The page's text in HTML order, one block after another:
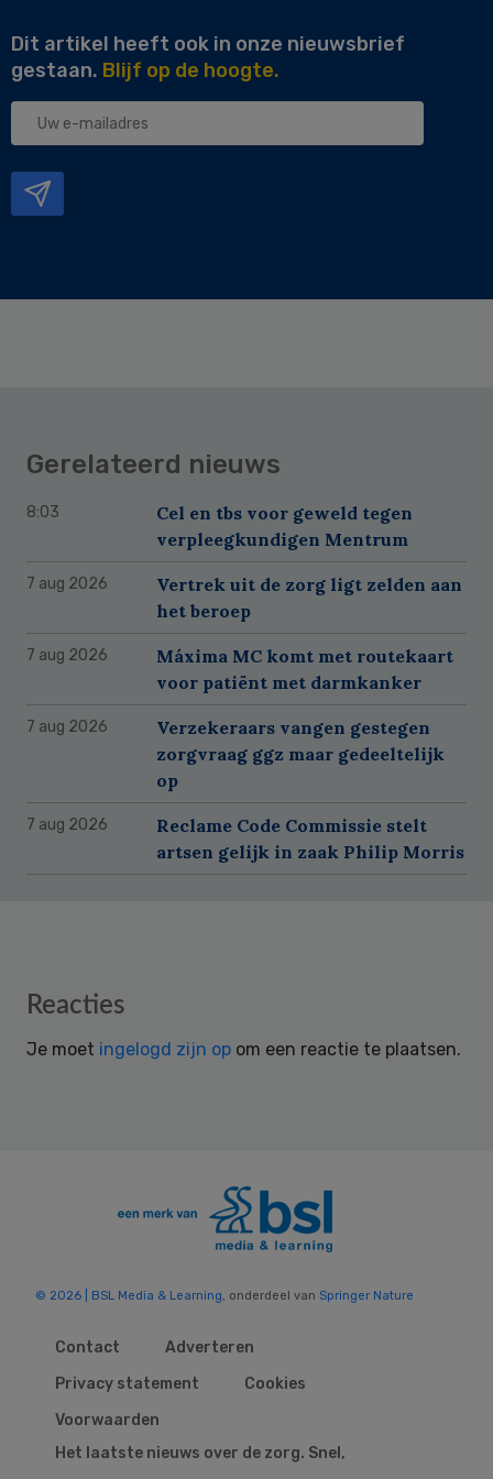
Dit artikel heeft ook in onze nieuwsbrief
gestaan. Blijf op de hoogte.
Uw
Gerelateerd nieuws
8:03
Cel en tbs voor geweld tegen
verpleegkundigen Mentrum
7 aug 2026
Vertrek uit de zorg ligt zelden aan
het beroep
7 aug 2026
Máxima MC komt met routekaart
voor patiënt met darmkanker
7 aug 2026
Verzekeraars vangen gestegen
zorgvraag ggz maar gedeeltelijk
op
7 aug 2026
Reclame Code Commissie stelt
artsen gelijk in zaak Philip Morris
Reader
Reacties
Je moet ingelogd zijn op om een reactie te plaatsen.
© 2026 | BSL Media & Learning , onderdeel van Springer Nature
Contact
Adverteren
Privacy statement
Cookies
Voorwaarden
Het laatste nieuws over de zorg. Snel,